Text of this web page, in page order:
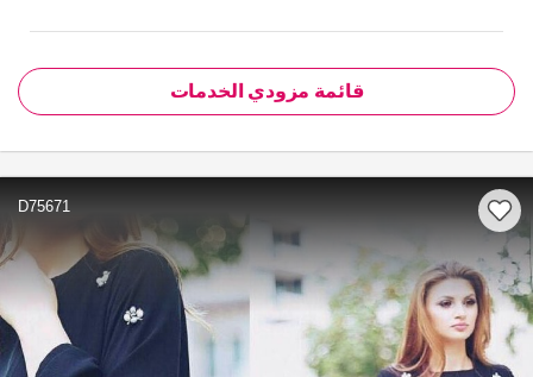
قائمة مزودي الخدمات
D75671